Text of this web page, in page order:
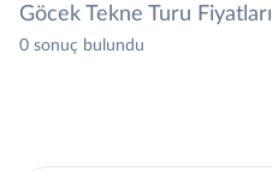
Göcek Tekne Turu Fiyatları
0 sonuç bulundu